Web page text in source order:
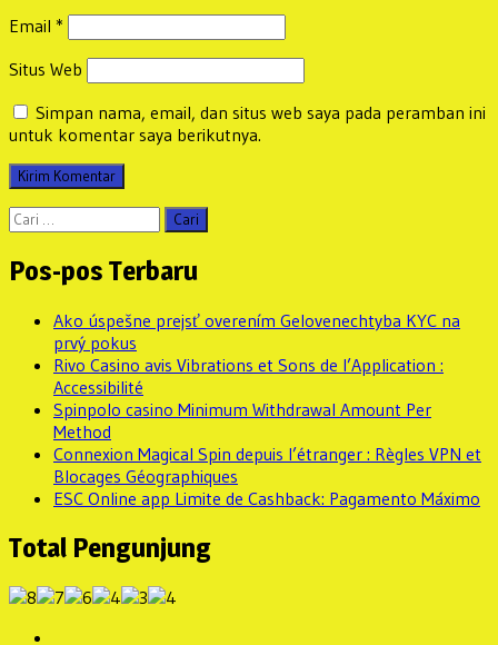
Email *
Situs Web
Simpan nama, email, dan situs web saya pada peramban ini
untuk komentar saya berikutnya.
Cari
untuk:
Pos-pos Terbaru
Ako úspešne prejsť overením Gelovenechtyba KYC na
prvý pokus
Rivo Casino avis Vibrations et Sons de l’Application :
Accessibilité
Spinpolo casino Minimum Withdrawal Amount Per
Method
Connexion Magical Spin depuis l’étranger : Règles VPN et
Blocages Géographiques
ESC Online app Limite de Cashback: Pagamento Máximo
Total Pengunjung